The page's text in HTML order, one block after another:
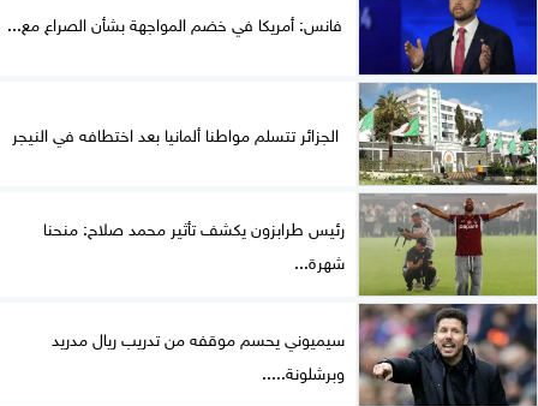
فانس: أمريكا في خضم المواجهة بشأن الصراع مع...
الجزائر تتسلم مواطنا ألمانيا بعد اختطافه في النيجر
رئيس طرابزون يكشف تأثير محمد صلاح: منحنا
شهرة...
سيميوني يحسم موقفه من تدريب ريال مدريد
وبرشلونة.....